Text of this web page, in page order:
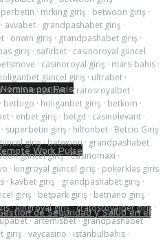
por País
Work Pulse
de Seguridad y Salud en el
· mrking giriş · betwoon giriş ·
· avvabet · grandpashabet giriş ·
· onwin giriş · grandpashabet giriş ·
giriş · safirbet · casinoroyal güncel
· casinoroyal giriş · mars-bahis ·
güncel giriş · ultrabet ·
·cratosroyalbet·cratosroyalbet ·
· betbigo · holiganbet giriş · betkom ·
· enbet giriş · betgit · casinolevant ·
· superbetin giriş · hiltonbet · Betcio Giriş
giriş·betwoon · grandpashabet
güncel giriş·Casinomaxi ·
· kingroyal güncel giriş · pokerklas giris
· kavbet giriş · grandpashabet giriş ·
giriş · betpark giriş · betnano giriş ·
·kingroyal giriş·cratosroyalbet giriş ·
·artemisbet·grandpashabet
giriş · vaycasino · istanbulbahis ·